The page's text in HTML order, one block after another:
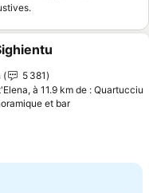
à mes favoris
5 381
à 11.9 km de : Quartucciu
et barConsulter